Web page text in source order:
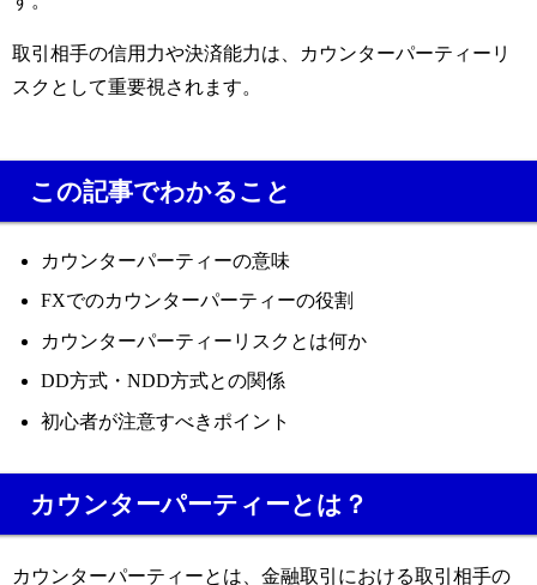
取引相手の信用力や決済能力は、カウンターパーティーリ
スクとして重要視されます。
この記事でわかること
カウンターパーティーの意味
FXでのカウンターパーティーの役割
カウンターパーティーリスクとは何か
DD方式・NDD方式との関係
初心者が注意すべきポイント
カウンターパーティーとは？
カウンターパーティーとは、金融取引における取引相手の